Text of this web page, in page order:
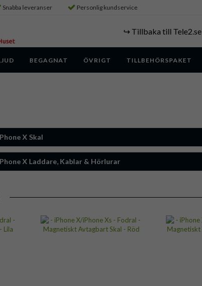
Snabba leveranser Personlig kundservice
↪️ Tillbaka till Tele2.se
BEGAGNAT ÖVRIGT TILLBEHÖRSPAKET
X Skal
X Laddare, Kablar & Hörlurar